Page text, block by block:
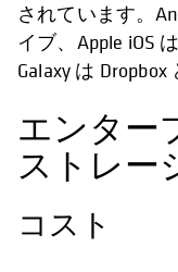
されています。
イブ、Apple iOS
Galaxy は Dropbox
エンター
ストレー
コスト